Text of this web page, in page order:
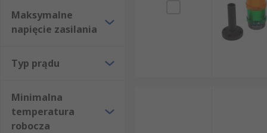
Maksymalne
napięcie zasilania
Typ prądu
Minimalna
temperatura
robocza